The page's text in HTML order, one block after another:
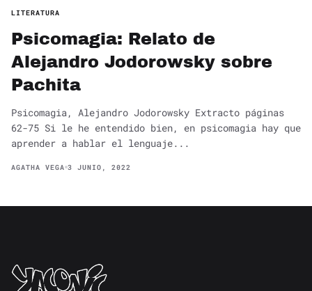
LITERATURA
Psicomagia: Relato de
Alejandro Jodorowsky sobre
Pachita
Psicomagia, Alejandro Jodorowsky Extracto páginas
62-75 Si le he entendido bien, en psicomagia hay que
aprender a hablar el lenguaje...
AGATHA VEGA 3 JUNIO, 2022